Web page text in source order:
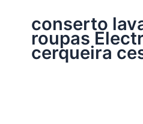
conserto
roupas
cerqueira